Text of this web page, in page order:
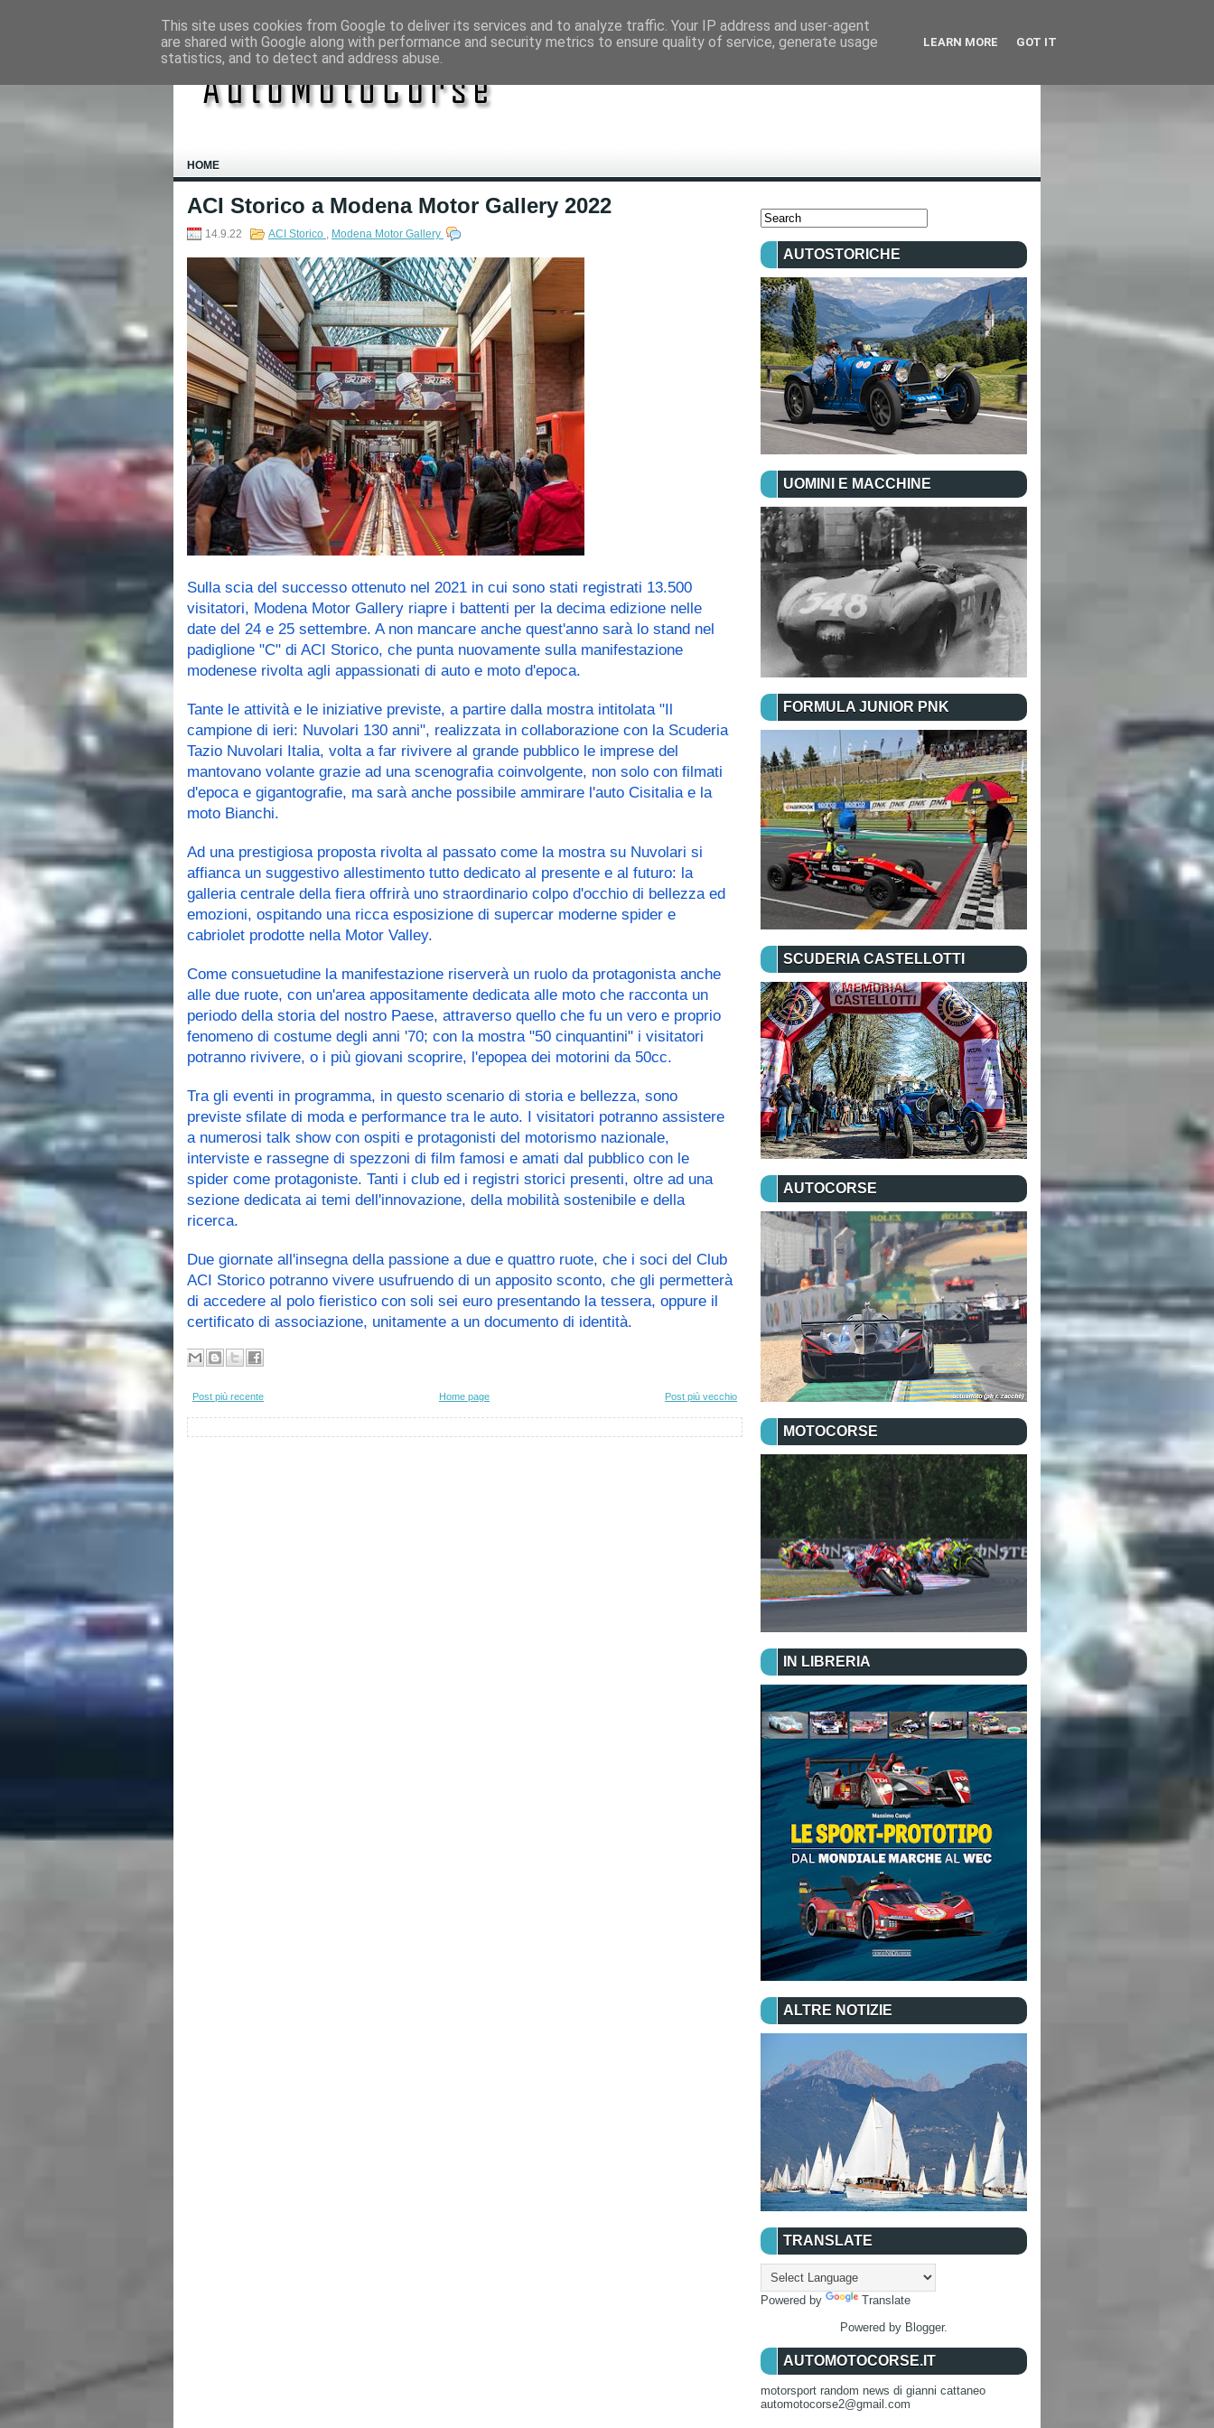
HOME
ACI Storico a Modena Motor Gallery 2022
14.9.22 ACI Storico , Modena Motor Gallery
Sulla scia del successo ottenuto nel 2021 in cui sono stati registrati 13.500
visitatori, Modena Motor Gallery riapre i battenti per la decima edizione nelle
date del 24 e 25 settembre. A non mancare anche quest'anno sarà lo stand nel
padiglione "C" di ACI Storico, che punta nuovamente sulla manifestazione
modenese rivolta agli appassionati di auto e moto d'epoca.
Tante le attività e le iniziative previste, a partire dalla mostra intitolata "Il
campione di ieri: Nuvolari 130 anni", realizzata in collaborazione con la Scuderia
Tazio Nuvolari Italia, volta a far rivivere al grande pubblico le imprese del
mantovano volante grazie ad una scenografia coinvolgente, non solo con filmati
d'epoca e gigantografie, ma sarà anche possibile ammirare l'auto Cisitalia e la
moto Bianchi.
Ad una prestigiosa proposta rivolta al passato come la mostra su Nuvolari si
affianca un suggestivo allestimento tutto dedicato al presente e al futuro: la
galleria centrale della fiera offrirà uno straordinario colpo d'occhio di bellezza ed
emozioni, ospitando una ricca esposizione di supercar moderne spider e
cabriolet prodotte nella Motor Valley.
Come consuetudine la manifestazione riserverà un ruolo da protagonista anche
alle due ruote, con un'area appositamente dedicata alle moto che racconta un
periodo della storia del nostro Paese, attraverso quello che fu un vero e proprio
fenomeno di costume degli anni '70; con la mostra "50 cinquantini" i visitatori
potranno rivivere, o i più giovani scoprire, l'epopea dei motorini da 50cc.
Tra gli eventi in programma, in questo scenario di storia e bellezza, sono
previste sfilate di moda e performance tra le auto. I visitatori potranno assistere
a numerosi talk show con ospiti e protagonisti del motorismo nazionale,
interviste e rassegne di spezzoni di film famosi e amati dal pubblico con le
spider come protagoniste. Tanti i club ed i registri storici presenti, oltre ad una
sezione dedicata ai temi dell'innovazione, della mobilità sostenibile e della
ricerca.
Due giornate all'insegna della passione a due e quattro ruote, che i soci del Club
ACI Storico potranno vivere usufruendo di un apposito sconto, che gli permetterà
di accedere al polo fieristico con soli sei euro presentando la tessera, oppure il
certificato di associazione, unitamente a un documento di identità.
Post più recente Post più vecchio
Home page
AUTOSTORICHE
UOMINI E MACCHINE
FORMULA JUNIOR PNK
SCUDERIA CASTELLOTTI
AUTOCORSE
MOTOCORSE
IN LIBRERIA
ALTRE NOTIZIE
TRANSLATE
Powered by
Translate
Powered by Blogger.
AUTOMOTOCORSE.IT
motorsport random news di gianni cattaneo
automotocorse2@gmail.com
This site uses cookies from Google to deliver its services and to analyze traffic. Your IP address and user-agent
are shared with Google along with performance and security metrics to ensure quality of service, generate usage
statistics, and to detect and address abuse.
LEARN MORE GOT IT